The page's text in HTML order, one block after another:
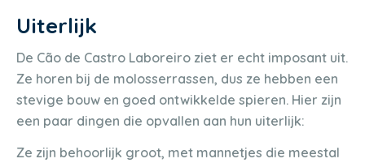
Uiterlijk
De Cão de Castro Laboreiro ziet er echt imposant uit.
Ze horen bij de molosserrassen, dus ze hebben een
stevige bouw en goed ontwikkelde spieren. Hier zijn
een paar dingen die opvallen aan hun uiterlijk:
Ze zijn behoorlijk groot, met mannetjes die meestal